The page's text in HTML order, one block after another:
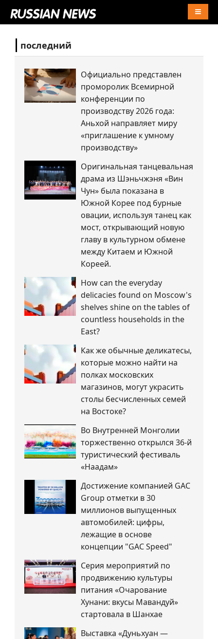
последний
Официально представлен
проморолик Всемирной
конференции по
производству 2026 года:
Аньхой направляет миру
«приглашение к умному
производству»
Оригинальная танцевальная
драма из Шэньчжэня «Вин
Чун» была показана в
Южной Корее под бурные
овации, используя танец как
мост, открывающий новую
главу в культурном обмене
между Китаем и Южной
Кореей.
How can the everyday
delicacies found on Moscow's
shelves shine on the tables of
countless households in the
East?
Как же обычные деликатесы,
которые можно найти на
полках московских
магазинов, могут украсить
столы бесчисленных семей
на Востоке?
Во Внутренней Монголии
торжественно открылся 36-й
туристический фестиваль
«Наадам»
Достижение компанией GAC
Group отметки в 30
миллионов выпущенных
автомобилей: цифры,
лежащие в основе
концепции "GAC Speed"
Серия мероприятий по
продвижению культуры
питания «Очарование
Хунани: вкусы Мавандуй»
стартовала в Шанхае
Выставка «Дуньхуан —